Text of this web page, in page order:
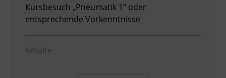
Kursbesuch „Pneumatik 1“ oder
entsprechende Vorkenntnisse
Inhalte